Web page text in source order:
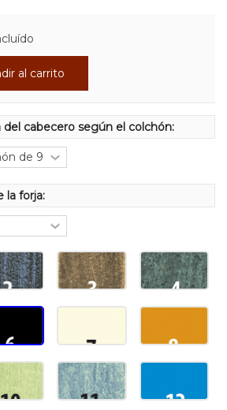
al carrito
del cabecero según el colchón:
la forja: